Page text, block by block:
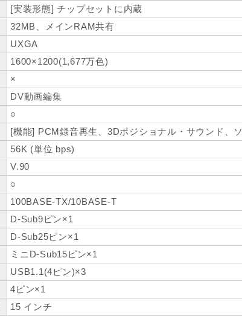
[実装形態] チップセットに内蔵
32MB、メインRAM共有
UXGA
1600×1200(1,677万色)
×
DV動画編集
○
[機能] PCM録音再生、3Dポジショナル・サウンド、
56K (単位 bps)
V.90
○
100BASE-TX/10BASE-T
D-Sub9ピン×1
D-Sub25ピン×1
ミニD-Sub15ピン×1
USB1.1(4ピン)×3
4ピン×1
15 インチ